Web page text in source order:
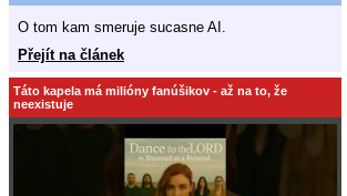
O tom kam smeruje sucasne AI.
Přejít na článek
Táto kapela má milióny fanúšikov - až na to, že
neexistuje